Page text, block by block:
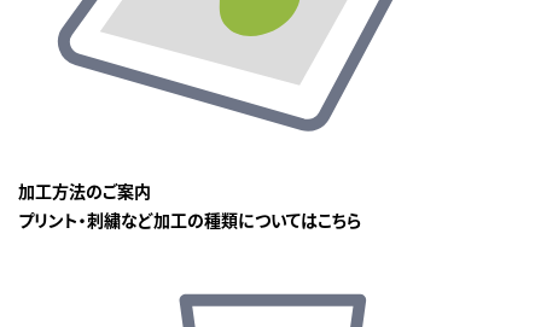
加工方法のご案内
プリント・刺繍など加工の種類についてはこちら